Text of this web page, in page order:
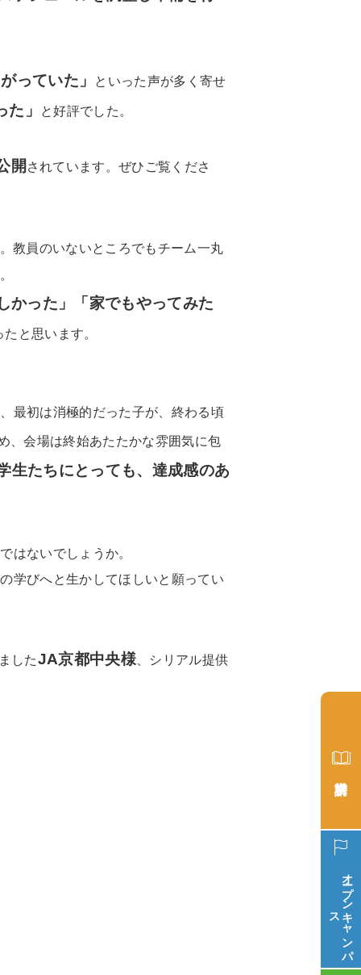
っていた」 といった声が多く寄せ
」 と好評でした。
開 されています。ぜひご覧くださ
教員のいないところでもチーム一丸
かった」「家でもやってみた
と思います。
最初は消極的だった子が、終わる頃
、会場は終始あたたかな雰囲気に包
生たちにとっても、達成感のあ
はないでしょうか。
学びへと生かしてほしいと願ってい
したJA京都中央様、シリアル提供
オープン
キ
ャ
ン
パ
ス